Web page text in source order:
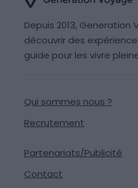
Depuis 2013, Generation
découvrir des
guide pour les vivre
Qui sommes nous ?
Recrutement
Partenariats/Publicité
Contact